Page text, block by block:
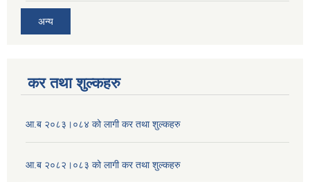
अन्य
कर तथा शुल्कहरु
आ.ब २०८३।०८४ को लागी कर तथा शुल्कहरु
आ.ब २०८२।०८३ को लागी कर तथा शुल्कहरु